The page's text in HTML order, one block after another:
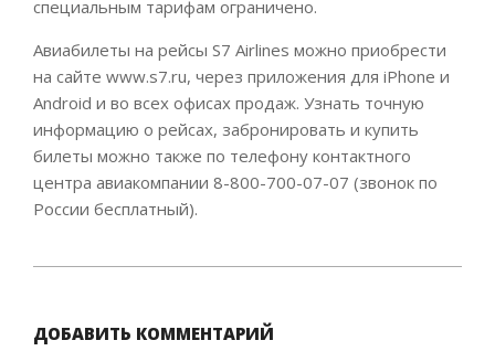
специальным тарифам ограничено.
Авиабилеты на рейсы S7 Airlines можно приобрести
на сайте www.s7.ru, через приложения для iPhone и
Android и во всех офисах продаж. Узнать точную
информацию о рейсах, забронировать и купить
билеты можно также по телефону контактного
центра авиакомпании 8-800-700-07-07 (звонок по
России бесплатный).
15
ДОБАВИТЬ КОММЕНТАРИЙ